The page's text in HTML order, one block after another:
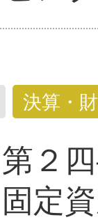
決算・
第２
定